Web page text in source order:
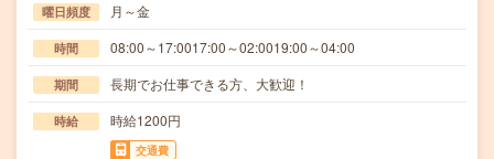
曜日頻度 月～金
時間 08:00～17:0017:00～02:0019:00～04:00
期間 長期でお仕事できる方、大歓迎！
時給 時給1200円
交通費